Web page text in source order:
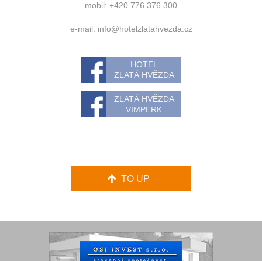
mobil: +420 776 376 300
e-mail: info@hotelzlatahvezda.cz
HOTEL
ZLATÁ HVĚZDA
ZLATÁ HVĚZDA
VIMPERK
TO UP